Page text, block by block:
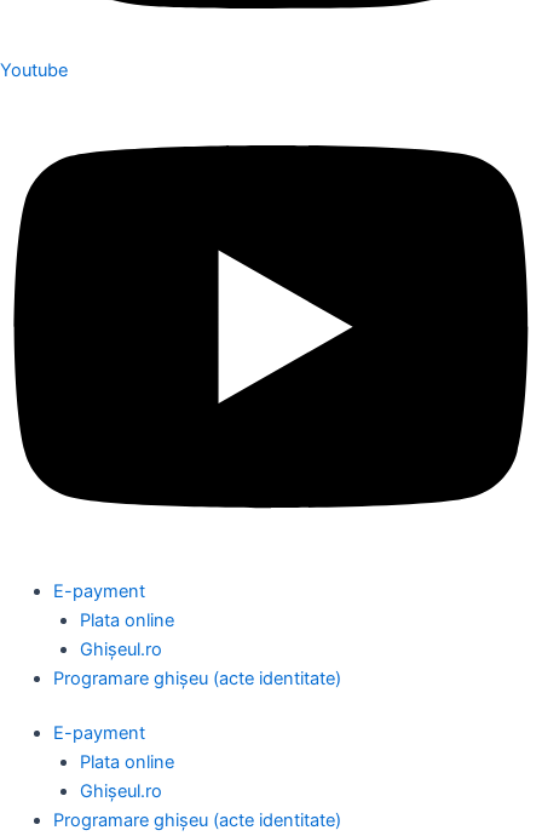
Youtube
E-payment
Plata online
Ghișeul.ro
Programare ghișeu (acte identitate)
E-payment
Plata online
Ghișeul.ro
Programare ghișeu (acte identitate)